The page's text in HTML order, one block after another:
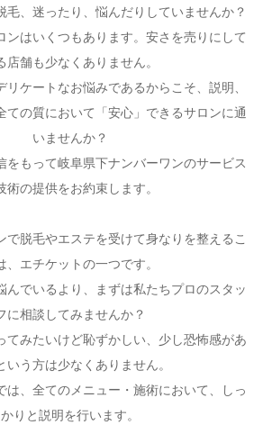
フが増えました
は“たんと戻るよ”対象店（au Pay・PayPay）！
毛、迷ったり、悩んだりしていませんか？
ンはいくつもあります。安さを売りにして
店舗も少なくありません。
リケートなお悩みであるからこそ、説明、
ての質において「安心」できるサロンに通
いませんか？
をもって岐阜県下ナンバーワンのサービス
術の提供をお約束します。
で脱毛やエステを受けて身なりを整えるこ
、エチケットの一つです。
んでいるより、まずは私たちプロのスタッ
に相談してみませんか？
てみたいけど恥ずかしい、少し恐怖感があ
いう方は少なくありません。
は、全てのメニュー・施術において、しっ
かりと説明を行います。